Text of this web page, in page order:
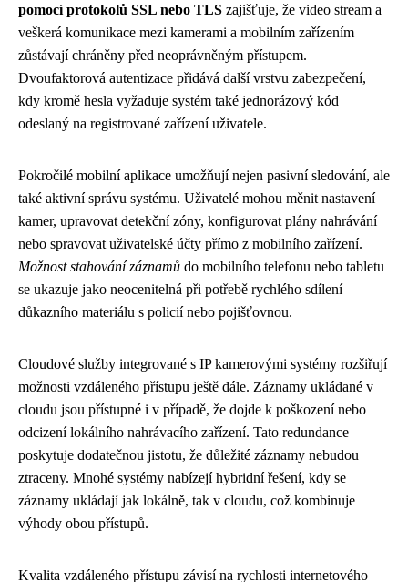
pomocí protokolů SSL nebo TLS zajišťuje, že video stream a
veškerá komunikace mezi kamerami a mobilním zařízením
zůstávají chráněny před neoprávněným přístupem.
Dvoufaktorová autentizace přidává další vrstvu zabezpečení,
kdy kromě hesla vyžaduje systém také jednorázový kód
odeslaný na registrované zařízení uživatele.
Pokročilé mobilní aplikace umožňují nejen pasivní sledování, ale
také aktivní správu systému. Uživatelé mohou měnit nastavení
kamer, upravovat detekční zóny, konfigurovat plány nahrávání
nebo spravovat uživatelské účty přímo z mobilního zařízení.
Možnost stahování záznamů do mobilního telefonu nebo tabletu
se ukazuje jako neocenitelná při potřebě rychlého sdílení
důkazního materiálu s policií nebo pojišťovnou.
Cloudové služby integrované s IP kamerovými systémy rozšiřují
možnosti vzdáleného přístupu ještě dále. Záznamy ukládané v
cloudu jsou přístupné i v případě, že dojde k poškození nebo
odcizení lokálního nahrávacího zařízení. Tato redundance
poskytuje dodatečnou jistotu, že důležité záznamy nebudou
ztraceny. Mnohé systémy nabízejí hybridní řešení, kdy se
záznamy ukládají jak lokálně, tak v cloudu, což kombinuje
výhody obou přístupů.
Kvalita vzdáleného přístupu závisí na rychlosti internetového